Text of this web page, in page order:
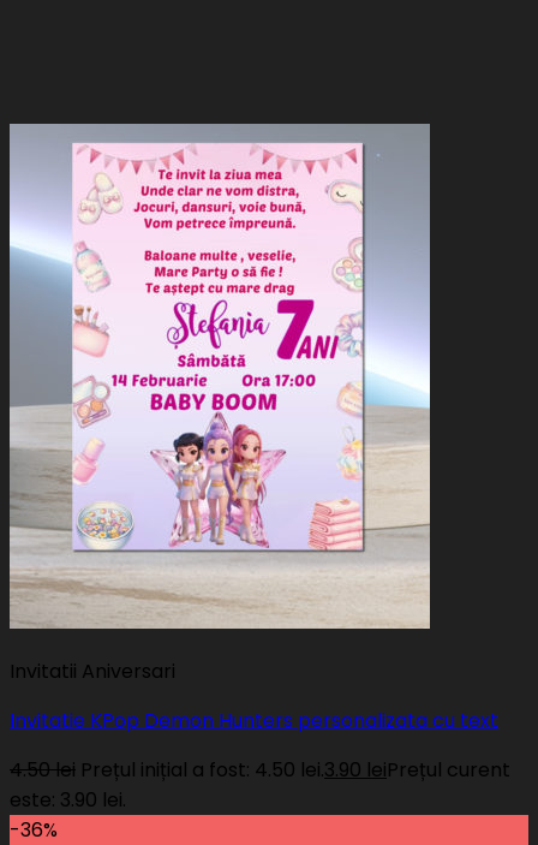
Invitatii Aniversari
Invitatie KPop Demon Hunters personalizata cu text
4.50lei Prețul inițial a fost: 4.50 lei.3.90 leiPrețul curent
este: 3.90 lei.
-36%